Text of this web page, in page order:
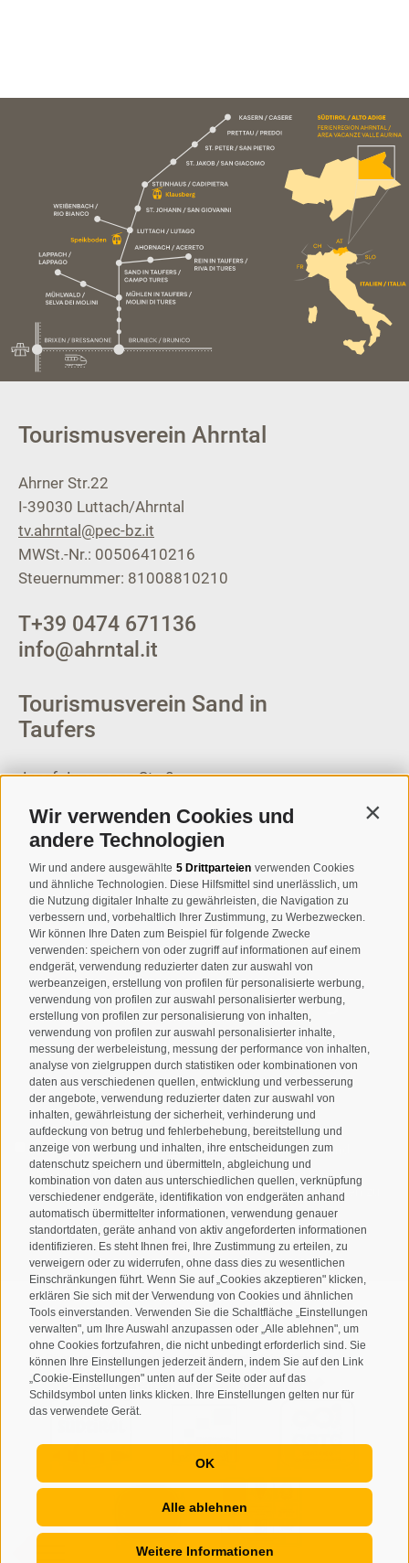
Wir verwenden Cookies und
andere Technologien
Wir und andere ausgewählte 5 Drittparteien verwenden Cookies
und ähnliche Technologien. Diese Hilfsmittel sind unerlässlich, um
die Nutzung digitaler Inhalte zu gewährleisten, die Navigation zu
verbessern und, vorbehaltlich Ihrer Zustimmung, zu Werbezwecken.
Wir können Ihre Daten zum Beispiel für folgende Zwecke
verwenden: speichern von oder zugriff auf informationen auf einem
endgerät, verwendung reduzierter daten zur auswahl von
werbeanzeigen, erstellung von profilen für personalisierte werbung,
verwendung von profilen zur auswahl personalisierter werbung,
erstellung von profilen zur personalisierung von inhalten,
verwendung von profilen zur auswahl personalisierter inhalte,
messung der werbeleistung, messung der performance von inhalten,
analyse von zielgruppen durch statistiken oder kombinationen von
daten aus verschiedenen quellen, entwicklung und verbesserung
der angebote, verwendung reduzierter daten zur auswahl von
inhalten, gewährleistung der sicherheit, verhinderung und
aufdeckung von betrug und fehlerbehebung, bereitstellung und
anzeige von werbung und inhalten, ihre entscheidungen zum
datenschutz speichern und übermitteln, abgleichung und
kombination von daten aus unterschiedlichen quellen, verknüpfung
verschiedener endgeräte, identifikation von endgeräten anhand
automatisch übermittelter informationen, verwendung genauer
standortdaten, geräte anhand von aktiv angeforderten informationen
identifizieren. Es steht Ihnen frei, Ihre Zustimmung zu erteilen, zu
verweigern oder zu widerrufen, ohne dass dies zu wesentlichen
Einschränkungen führt. Wenn Sie auf „Cookies akzeptieren" klicken,
erklären Sie sich mit der Verwendung von Cookies und ähnlichen
Tools einverstanden. Verwenden Sie die Schaltfläche „Einstellungen
verwalten", um Ihre Auswahl anzupassen oder „Alle ablehnen", um
ohne Cookies fortzufahren, die nicht unbedingt erforderlich sind. Sie
können Ihre Einstellungen jederzeit ändern, indem Sie auf den Link
„Cookie-Einstellungen" unten auf der Seite oder auf das
Schildsymbol unten links klicken. Ihre Einstellungen gelten nur für
das verwendete Gerät.
OK
Alle ablehnen
Weitere Informationen
Tourismusverein Ahrntal
Ahrner Str.22
I-39030 Luttach/Ahrntal
tv.ahrntal@pec-bz.it
MWSt.-Nr.: 00506410216
Steuernummer: 81008810210
T+39 0474 671136
info@ahrntal.it
Tourismusverein Sand in
Taufers
Josef-Jungmann-Str. 8
MWSt.-Nr: 00518320213
T+39 0474 678076
info@taufers.com
Newsletteranmeldung
Ich habe dieDatenschutzbestimmungengelesen und
verstanden und stimme der Verarbeitung meiner
personenbezogenen Daten durch den Verantwortlichen zu
ANMELDEN
Sitemap • Impressum • Cookie-Richtlinie • Privacy •
Cookie Präferenzen • created with passion by